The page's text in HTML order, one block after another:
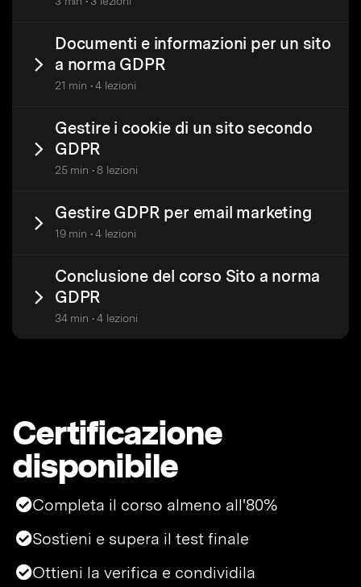
Documenti e informazioni per un sito
a norma GDPR
21 min • 4 lezioni
Gestire i cookie di un sito secondo
GDPR
25 min • 8 lezioni
Gestire GDPR per email marketing
19 min • 4 lezioni
Conclusione del corso Sito a norma
GDPR
34 min • 4 lezioni
Certificazione
disponibile
Completa il corso almeno all'80%
Sostieni e supera il test finale
Ottieni la verifica e condividila